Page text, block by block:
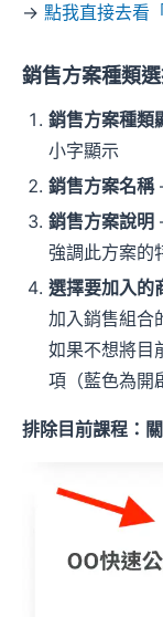
→ 點我直接去看
銷售方案種類
銷售方案種類
小字顯示
銷售方案名稱
銷售方案說明
強調此方案的
選擇要加入的
加入銷售組合
如果不想將目
項（藍色為開
排除目前課程：